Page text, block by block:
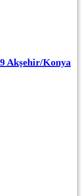
Akşehir/Konya